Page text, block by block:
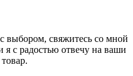
выбором, свяжитесь со мной
с радостью отвечу на ваши